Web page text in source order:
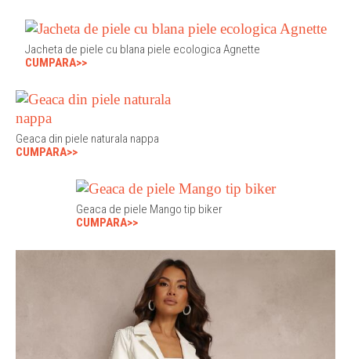
Jacheta de piele cu blana piele ecologica Agnette
CUMPARA>>
Geaca din piele naturala nappa
CUMPARA>>
Geaca de piele Mango tip biker
CUMPARA>>